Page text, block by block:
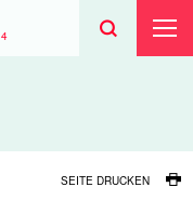
Suche
SEITE DRUCKEN